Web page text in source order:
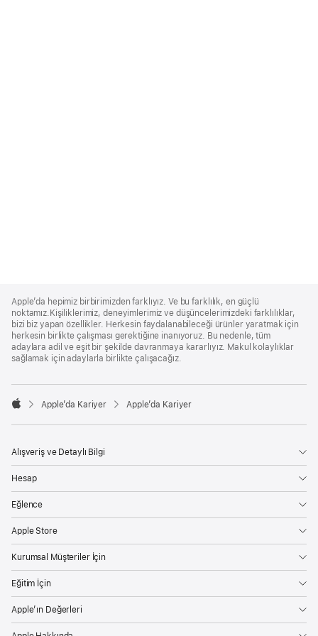
Footer
Apple’da hepimiz birbirimizden farklıyız. Ve bu farklılık, en güçlü
noktamız.Kişiliklerimiz, deneyimlerimiz ve düşüncelerimizdeki farklılıklar,
bizi biz yapan özellikler. Herkesin faydalanabileceği ürünler yaratmak için
herkesin birlikte çalışması gerektiğine inanıyoruz. Bu nedenle, tüm
adaylara adil ve eşit bir şekilde davranmaya kararlıyız. Makul kolaylıklar
sağlamak için adaylarla birlikte çalışacağız.

Apple’da Kariyer Apple’da Kariyer
Alışveriş ve Detaylı Bilgi
Hesap
Eğlence
Apple Store
Kurumsal Müşteriler İçin
Eğitim İçin
Apple’ın Değerleri